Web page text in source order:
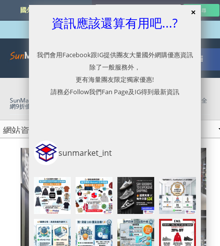
國外網購最新資訊
SunMarket 代購．代運．代寄 Asics日本官網代購/代運/集運服務指南 | 全
網9折優惠
資訊應該還算有用吧...?
我們會用Facebook跟IG提供團友大量國外網購優惠資訊
除了一般服務外，
更有海量團友限定獨家優惠!
請務必Follow我們Fan Page及IG得到最新資訊
sunmarket_int